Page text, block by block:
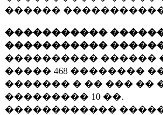
������
�����������
�����������
���������� ������
����� 468 ��������
������� � �� ��� ��
��������� 10 ��.
������������